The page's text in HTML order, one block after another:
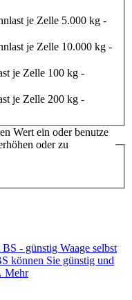
je Zelle 5.000 kg -
je Zelle 10.000 kg -
je Zelle 100 kg -
je Zelle 200 kg -
Wert ein oder benutze
oder zu
BS - günstig Waage selbst
können Sie günstig und
Mehr